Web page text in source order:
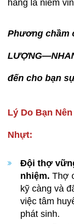
hàng là niềm
Phương chầm
đến cho bạn
Lý Do Bạn
Nhựt:
Đội thợ
nhiệm. Thợ
kỹ càng và
việc tâm
phát sinh.